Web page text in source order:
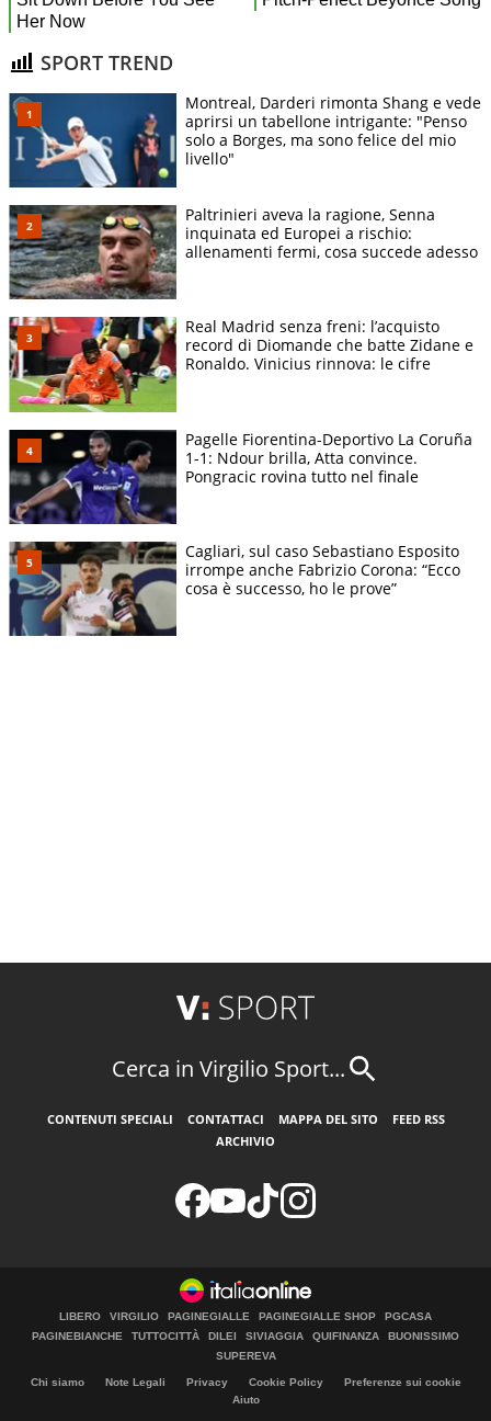
SPORT TREND
Montreal, Darderi rimonta Shang e vede
aprirsi un tabellone intrigante: "Penso
solo a Borges, ma sono felice del mio
livello"
Paltrinieri aveva la ragione, Senna
inquinata ed Europei a rischio:
allenamenti fermi, cosa succede adesso
Real Madrid senza freni: l’acquisto
record di Diomande che batte Zidane e
Ronaldo. Vinicius rinnova: le cifre
Pagelle Fiorentina-Deportivo La Coruña
1-1: Ndour brilla, Atta convince.
Pongracic rovina tutto nel finale
Cagliari, sul caso Sebastiano Esposito
irrompe anche Fabrizio Corona: “Ecco
cosa è successo, ho le prove”
Cerca in Virgilio Sport...
CONTENUTI SPECIALI CONTATTACI MAPPA DEL SITO
FEED RSS
ARCHIVIO
LIBERO VIRGILIO PAGINEGIALLE PAGINEGIALLE SHOP
PGCASA
PAGINEBIANCHE
TUTTOCITTÀ DILEI SIVIAGGIA QUIFINANZA
BUONISSIMO
SUPEREVA
Chi siamo Note Legali Privacy Cookie Policy
Preferenze sui cookie
Aiuto